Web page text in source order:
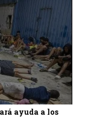
ayuda a los